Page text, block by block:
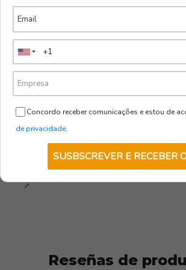
oficinas, tiendas, almacenes y
ofreciendo protección y estilo.
Profesionales en Movimiento:
profesionales que necesitan
Estándares:
brindando cumplimiento y seguridad en
condiciones de trabajo.
|Portwest
Calzado de seguridad para
Portwest
€68,70
Reseñas de
Concordo receber comunicações e estou de
de privacidade.
SUSBSCREVER E RECEBER